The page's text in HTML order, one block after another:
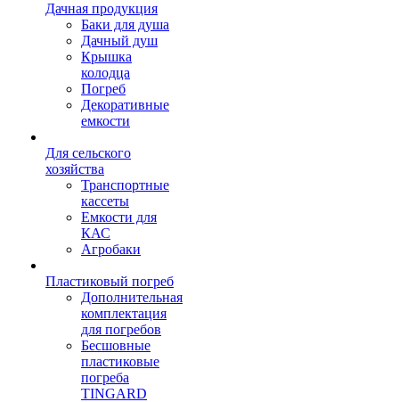
Дачная продукция
Баки для душа
Дачный душ
Крышка
колодца
Погреб
Декоративные
емкости
Для сельского
хозяйства
Транспортные
кассеты
Емкости для
КАС
Агробаки
Пластиковый погреб
Дополнительная
комплектация
для погребов
Бесшовные
пластиковые
погреба
TINGARD